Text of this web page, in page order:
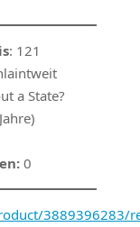
: 121
a State?
0
3889396283/